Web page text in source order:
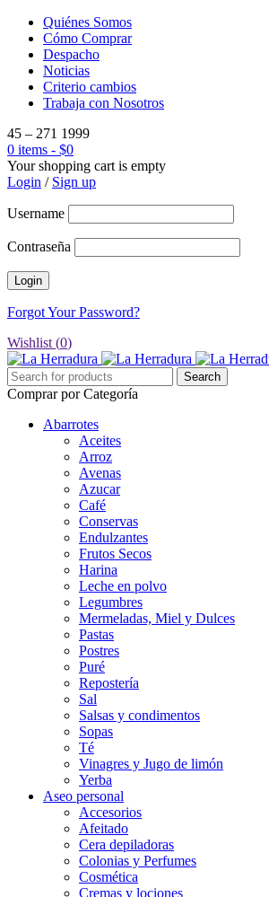
Quiénes Somos
Cómo Comprar
Despacho
Noticias
Criterio cambios
Trabaja con Nosotros
45 – 271 1999
0 items - $0
Your shopping cart is empty
Login / Sign up
Username
Contraseña
Forgot Your Password?
Wishlist (0)
Comprar por Categoría
Abarrotes
Aceites
Arroz
Avenas
Azucar
Café
Conservas
Endulzantes
Frutos Secos
Harina
Leche en polvo
Legumbres
Mermeladas, Miel y Dulces
Pastas
Postres
Puré
Repostería
Sal
Salsas y condimentos
Sopas
Té
Vinagres y Jugo de limón
Yerba
Aseo personal
Accesorios
Afeitado
Cera depiladoras
Colonias y Perfumes
Cosmética
Cremas y lociones